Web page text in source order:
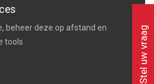
beheer deze op afstand en
tools
Stel uw vraag